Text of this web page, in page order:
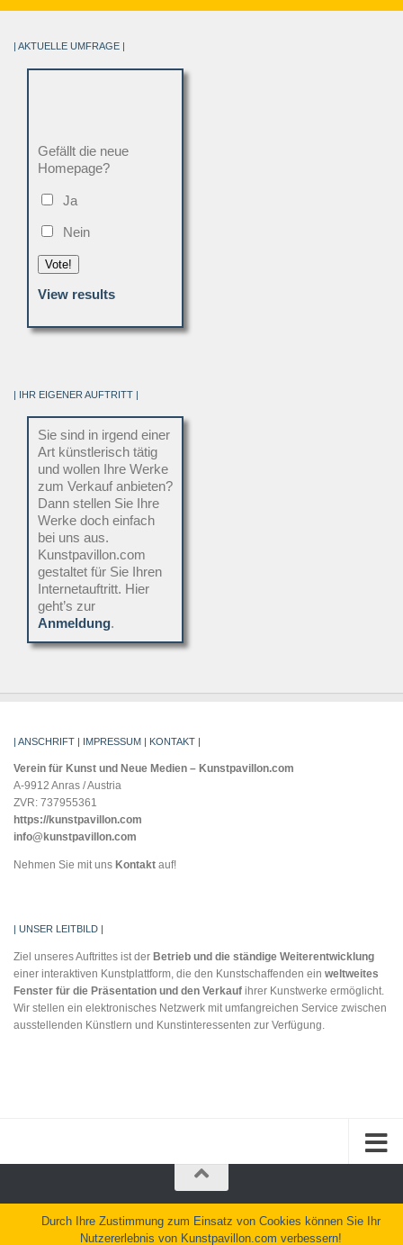
| AKTUELLE UMFRAGE |
Gefällt die neue
Homepage?
Ja
Nein
Vote!
View results
| IHR EIGENER AUFTRITT |
Sie sind in irgend einer
Art künstlerisch tätig
und wollen Ihre Werke
zum Verkauf anbieten?
Dann stellen Sie Ihre
Werke doch einfach
bei uns aus.
Kunstpavillon.com
gestaltet für Sie Ihren
Internetauftritt. Hier
geht’s zur
Anmeldung.
| ANSCHRIFT | IMPRESSUM | KONTAKT |
Verein für Kunst und Neue Medien – Kunstpavillon.com
A-9912 Anras / Austria
ZVR: 737955361
https://kunstpavillon.com
info@kunstpavillon.com
Nehmen Sie mit uns Kontakt auf!
| UNSER LEITBILD |
Ziel unseres Auftrittes ist der Betrieb und die ständige Weiterentwicklung
einer interaktiven Kunstplattform, die den Kunstschaffenden ein weltweites
Fenster für die Präsentation und den Verkauf ihrer Kunstwerke ermöglicht.
Wir stellen ein elektronisches Netzwerk mit umfangreichen Service zwischen
ausstellenden Künstlern und Kunstinteressenten zur Verfügung.
Kunstpavillon.com © 2026. Alle Rechte vorbehalten.
Präsentiert von - Entworfen mit demHueman Theme
Durch Ihre Zustimmung zum Einsatz von Cookies können Sie Ihr
Nutzererlebnis von Kunstpavillon.com verbessern!